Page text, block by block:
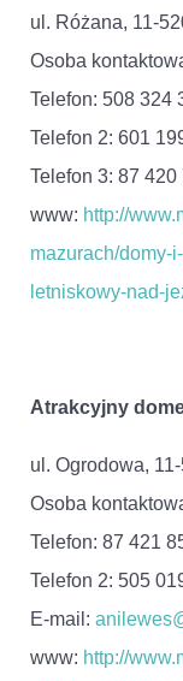
ul. Różana, 11-
Osoba
Telefon: 508 324
Telefon 2: 601
Telefon 3: 87 420
www: http://
mazurach/domy-
letniskowy-nad-
Atrakcyjny
ul. Ogrodowa,
Osoba
Telefon: 87 421
Telefon 2: 505
E-mail:
www: http://